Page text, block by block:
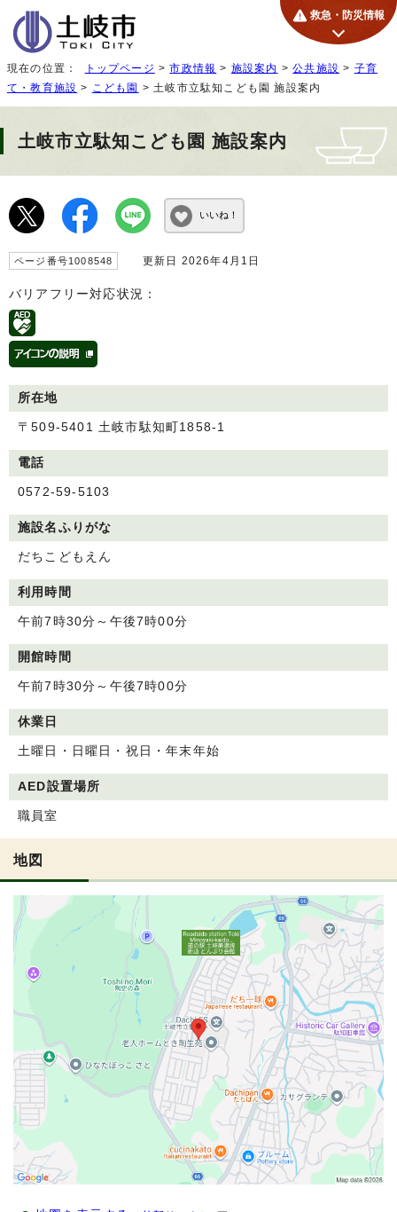
救急・防災情報
現在の位置： トップページ >市政情報 > 施設案内 >公共施設 > 子育
て・教育施設 > こども園 > 土岐市立駄知こども園 施設案内
土岐市立駄知こども園 施設案内
いいね！
ページ番号1008548 更新日 2026年4月1日
バリアフリー対応状況：
所在地
〒509-5401 土岐市駄知町1858-1
電話
0572-59-5103
施設名ふりがな
だちこどもえん
利用時間
午前7時30分～午後7時00分
開館時間
午前7時30分～午後7時00分
休業日
土曜日・日曜日・祝日・年末年始
AED設置場所
職員室
地図